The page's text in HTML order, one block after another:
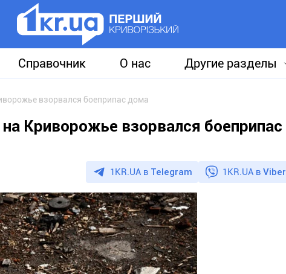
Справочник О нас Другие разделы
взорвался боеприпас дома
Криворожье взорвался боеприпас
1KR.UA в Telegram 1KR.UA в Viber